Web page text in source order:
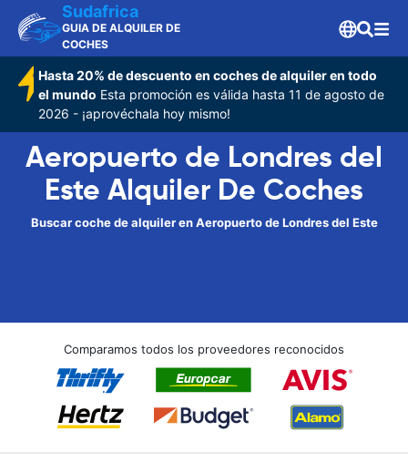
Sudafrica
GUIA DE ALQUILER DE
COCHES
Hasta 20% de descuento en coches de alquiler en todo
el mundo Esta promoción es válida hasta 11 de agosto de
2026 - ¡aprovéchala hoy mismo!
Aeropuerto de Londres del
Este Alquiler De Coches
Buscar coche de alquiler en Aeropuerto de Londres del Este
Comparamos todos los proveedores reconocidos